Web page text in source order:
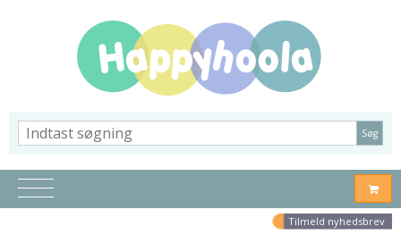
Søg
Tilmeld nyhedsbrev